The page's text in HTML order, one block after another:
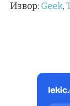
Извор: Geek,